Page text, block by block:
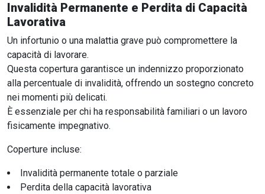
Invalidità Permanente e Perdita di Capacità
Lavorativa
Un infortunio o una malattia grave può compromettere la
capacità di lavorare.
Questa copertura garantisce un indennizzo proporzionato
alla percentuale di invalidità, offrendo un sostegno concreto
nei momenti più delicati.
È essenziale per chi ha responsabilità familiari o un lavoro
fisicamente impegnativo.
Coperture incluse:
Invalidità permanente totale o parziale
Perdita della capacità lavorativa